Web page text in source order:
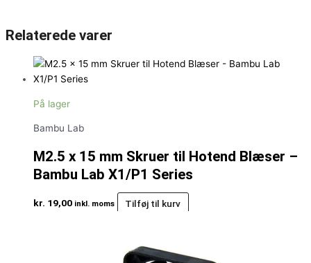
Relaterede varer
På lager
Bambu Lab
M2.5 x 15 mm Skruer til Hotend Blæser –
Bambu Lab X1/P1 Series
kr. 19,00 inkl. moms Tilføj til kurv